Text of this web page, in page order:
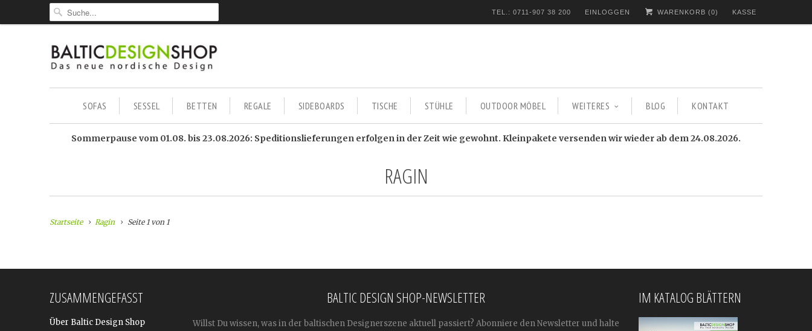
TEL.: 0711-907 38 200 EINLOGGEN WARENKORB (0) KASSE
SOFAS SESSEL BETTEN REGALE SIDEBOARDS TISCHE STÜHLE OUTDOOR MÖBEL WEITERES BLOG KONTAKT
Sommerpause vom 01.08. bis 23.08.2026: Speditionslieferungen erfolgen in der Zeit wie gewohnt. Kleinpakete versenden wir wieder ab dem 24.08.2026.
RAGIN
Startseite Ragin Seite 1 von 1
ZUSAMMENGEFASST
Über Baltic Design Shop
BALTIC DESIGN SHOP-NEWSLETTER
Willst Du wissen, was in der baltischen Designerszene aktuell passiert? Abonniere den Newsletter und halte
IM KATALOG BLÄTTERN